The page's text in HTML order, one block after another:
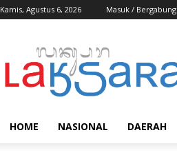
Kamis, Agustus 6, 2026 Masuk / Bergabung
HOME NASIONAL DAERAH